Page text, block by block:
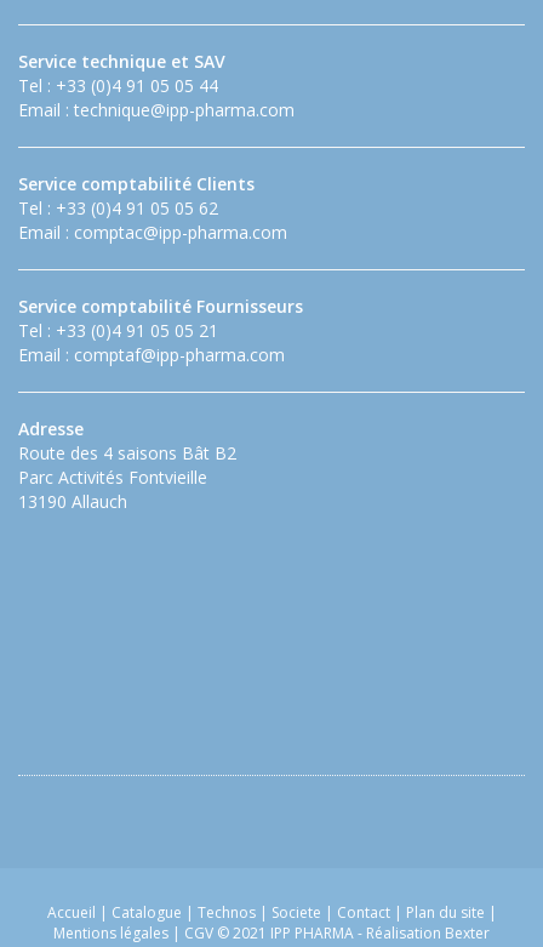
Service technique et SAV
Tel : +33 (0)4 91 05 05 44
Email : technique@ipp-pharma.com
Service comptabilité Clients
Tel : +33 (0)4 91 05 05 62
Email : comptac@ipp-pharma.com
Service comptabilité Fournisseurs
Tel : +33 (0)4 91 05 05 21
Email : comptaf@ipp-pharma.com
Adresse
Route des 4 saisons Bât B2
Parc Activités Fontvieille
13190 Allauch
Accueil | Catalogue | Technos | Societe | Contact | Plan du site |
Mentions légales | CGV © 2021 IPP PHARMA - Réalisation Bexter